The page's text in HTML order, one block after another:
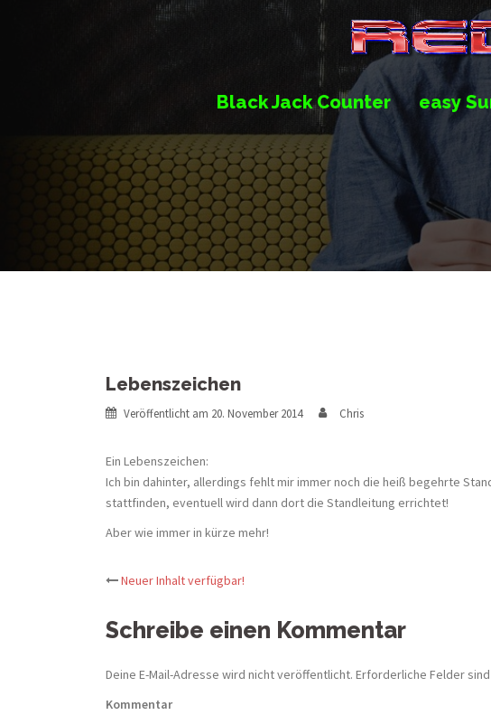
Black Jack Counter easy
Lebenszeichen
Veröffentlicht am 20. November 2014 Chris
Ein Lebenszeichen:
Ich bin dahinter, allerdings fehlt mir immer noch die heiß begehrte
stattfinden, eventuell wird dann dort die Standleitung errichtet!
Aber wie immer in kürze mehr!
Beitrags-
Navigation
Neuer Inhalt verfügbar!
Schreibe einen Kommentar
Deine E-Mail-Adresse wird nicht veröffentlicht. Erforderliche Felder
Kommentar